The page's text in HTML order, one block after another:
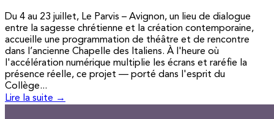
Du 4 au 23 juillet, Le Parvis – Avignon, un lieu de dialogue
entre la sagesse chrétienne et la création contemporaine,
accueille une programmation de théâtre et de rencontre
dans l’ancienne Chapelle des Italiens. À l'heure où
l'accélération numérique multiplie les écrans et raréfie la
présence réelle, ce projet — porté dans l'esprit du
Collège...
Lire la suite →